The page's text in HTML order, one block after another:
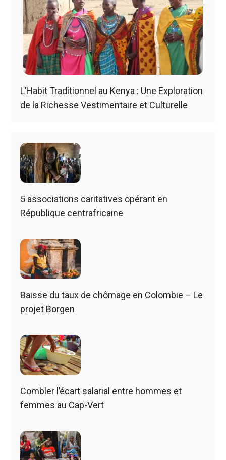
L’Habit Traditionnel au Kenya : Une Exploration
de la Richesse Vestimentaire et Culturelle
5 associations caritatives opérant en
République centrafricaine
Baisse du taux de chômage en Colombie – Le
projet Borgen
Combler l’écart salarial entre hommes et
femmes au Cap-Vert